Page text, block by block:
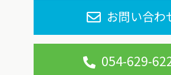
お問い合わ
054-629-